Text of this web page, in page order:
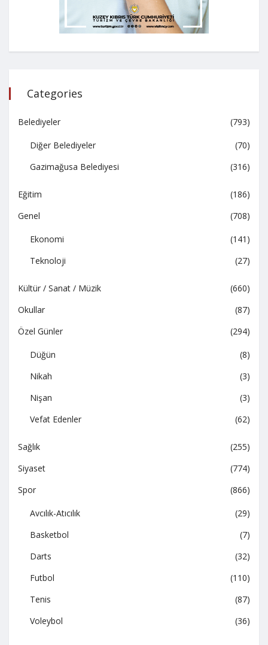
Categories
Belediyeler (793)
Diğer Belediyeler
(70)
Gazimağusa Belediyesi
(316)
Eğitim
(186)
Genel
(708)
Ekonomi
(141)
Teknoloji
(27)
Kültür / Sanat / Müzik
(660)
Okullar
(87)
Özel Günler
(294)
Düğün
(8)
Nikah
(3)
Nişan
(3)
Vefat Edenler
(62)
Sağlık
(255)
Siyaset
(774)
Spor
(866)
Avcılık-Atıcılık
(29)
Basketbol
(7)
Darts
(32)
Futbol
(110)
Tenis
(87)
Voleybol
(36)